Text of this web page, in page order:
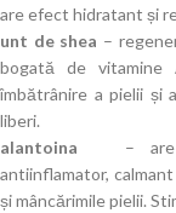
are efect hidratant și
unt de shea –
bogată de vitamine
îmbătrânire a pielii și
liberi.
alantoina – are
antiinflamator,
și mâncărimile pielii.